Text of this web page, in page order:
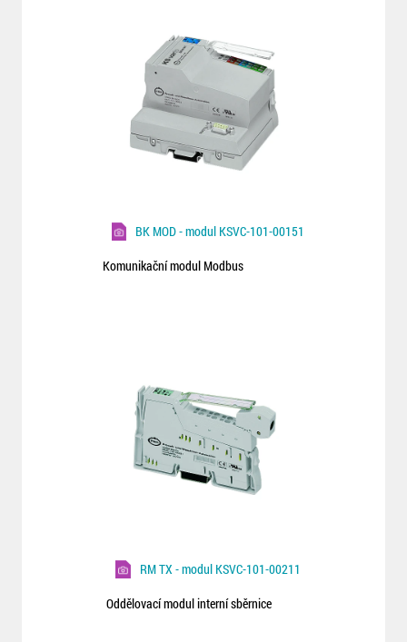
BK MOD - modul KSVC-101-00151
Komunikační modul Modbus
RM TX - modul KSVC-101-00211
Oddělovací modul interní sběrnice